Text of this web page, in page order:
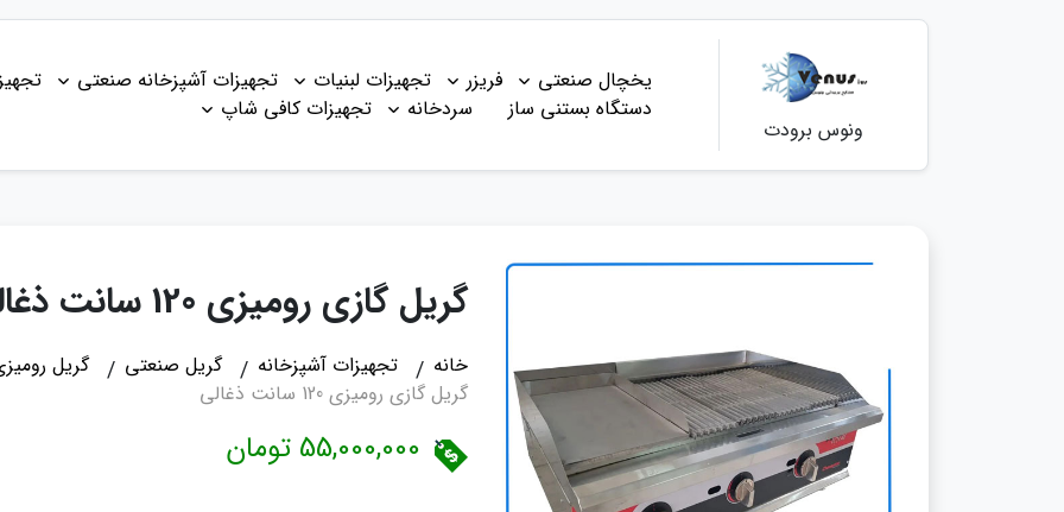
ونوس برودت
یخچال صنعتی فریزر تجهیزات لبنیات تجهیزات آشپزخانه صنعتی
دستگاه بستنی ساز
سردخانه تجهیزات کافی شاپ
گریل گازی رومیزی 120 سانت ذغالی
خانه تجهیزات آشپزخانه گریل صنعتی
گریل
گریل گازی رومیزی 120 سانت ذغالی
55,000,000 تومان